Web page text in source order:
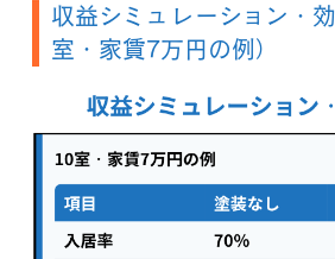
収益シミュレーション・
室・家賃7万円の例）